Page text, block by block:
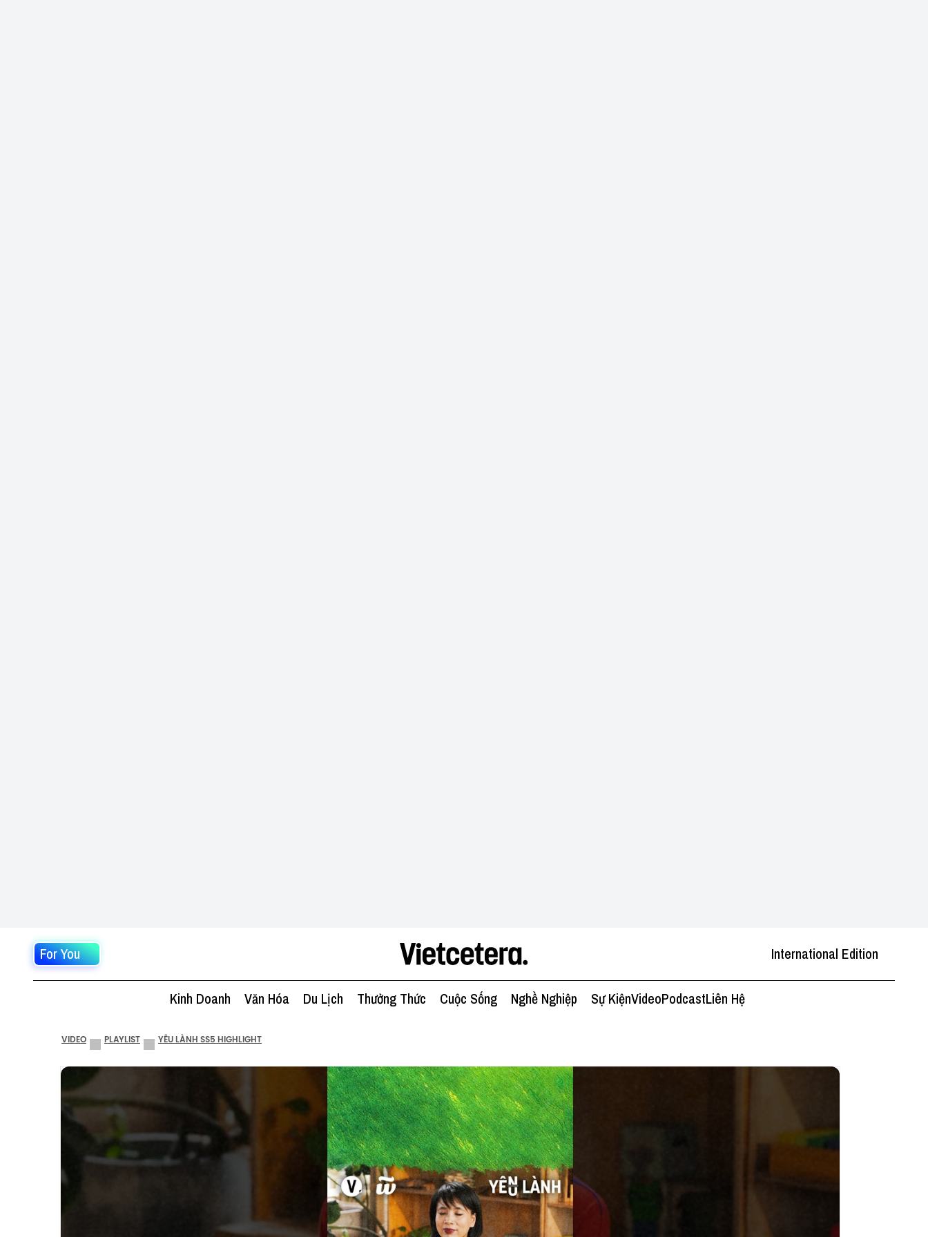
For You International Edition
Kinh Doanh Văn Hóa Du Lịch Thưởng Thức Cuộc Sống Nghề Nghiệp Sự KiệnVideoPodcastLiên Hệ
VIDEO PLAYLIST YÊU LÀNH SS5 HIGHLIGHT